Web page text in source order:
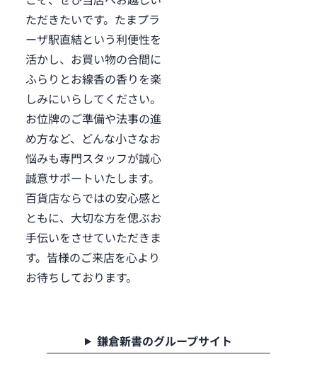
ただきたいです。たまプラ
ーザ駅直結という利便性を
活かし、お買い物の合間に
ふらりとお線香の香りを楽
しみにいらしてください。
お位牌のご準備や法事の進
め方など、どんな小さなお
悩みも専門スタッフが誠心
誠意サポートいたします。
百貨店ならではの安心感と
ともに、大切な方を偲ぶお
手伝いをさせていただきま
す。皆様のご来店を心より
お待ちしております。
鎌倉新書のグループサイト